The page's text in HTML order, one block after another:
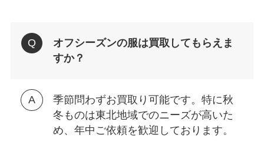
オフシーズンの服は買取してもらえま
すか？
季節問わずお買取り可能です。特に秋
冬ものは東北地域でのニーズが高いた
め、年中ご依頼を歓迎しております。